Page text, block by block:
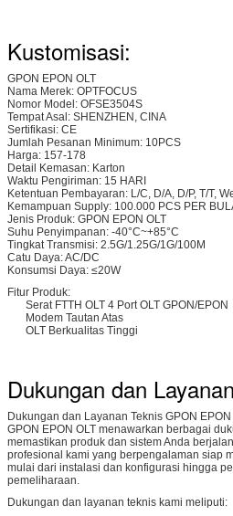
Kustomisasi:
GPON EPON OLT
Nama Merek: OPTFOCUS
Nomor Model: OFSE3504S
Tempat Asal: SHENZHEN, CINA
Sertifikasi: CE
Jumlah Pesanan Minimum: 10PCS
Harga: 157-178
Detail Kemasan: Karton
Waktu Pengiriman: 15 HARI
Ketentuan Pembayaran: L/C, D/A, D/P, T/T,
Kemampuan Supply: 100.000 PCS PER
Jenis Produk: GPON EPON OLT
Suhu Penyimpanan: -40°C~+85°C
Tingkat Transmisi: 2.5G/1.25G/1G/100M
Catu Daya: AC/DC
Konsumsi Daya: ≤20W
Fitur Produk:
Serat FTTH OLT 4 Port OLT GPON/EPON
Modem Tautan Atas
OLT Berkualitas Tinggi
Dukungan dan
Dukungan dan Layanan Teknis GPON EPON
GPON EPON OLT menawarkan berbagai
memastikan produk dan sistem Anda
profesional kami yang berpengalaman siap
mulai dari instalasi dan konfigurasi hingga
pemeliharaan.
Dukungan dan layanan teknis kami meliputi: